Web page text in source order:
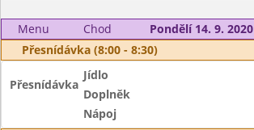
Menu Chod
Pondělí 14. 9. 2020
Přesnídávka (8:00 - 8:30)
Přesnídávka
Jídlo
Doplněk
Nápoj